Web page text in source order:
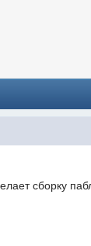
сборку